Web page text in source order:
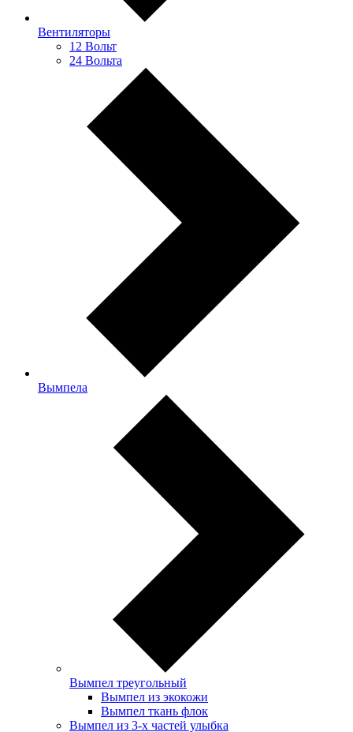
Вентиляторы
12 Вольт
24 Вольта
Вымпела
Вымпел треугольный
Вымпел из экокожи
Вымпел ткань флок
Вымпел из 3-х частей улыбка